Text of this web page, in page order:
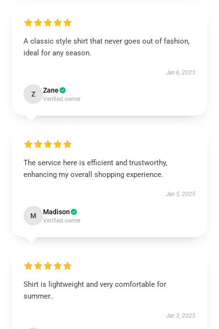
A classic style shirt that never goes out of fashion,
ideal for any season.
Jan 6, 2025
Z Zane
Verified owner
The service here is efficient and trustworthy,
enhancing my overall shopping experience.
Jan 5, 2025
M Madison
Verified owner
Shirt is lightweight and very comfortable for
summer..
Jan 3, 2025